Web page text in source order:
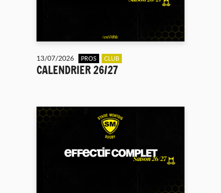
13/07/2026 PROS CLUB
CALENDRIER 26/27